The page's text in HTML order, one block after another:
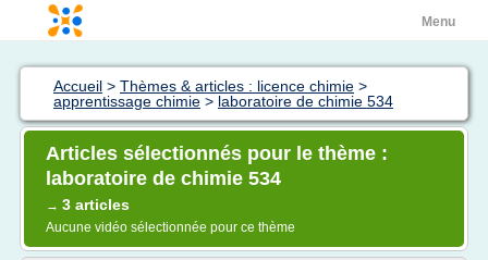
Menu
Accueil > Thèmes & articles : licence chimie >
apprentissage chimie > laboratoire de chimie 534
Articles sélectionnés pour le thème :
laboratoire de chimie 534
→ 3 articles
Aucune vidéo sélectionnée pour ce thème